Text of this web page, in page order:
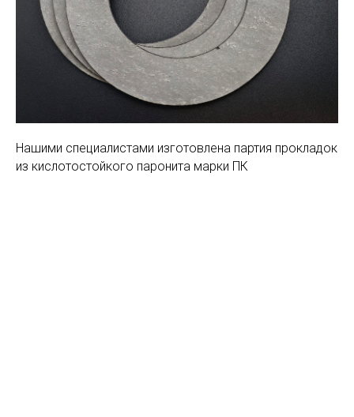
Нашими специалистами изготовлена партия прокладок
из кислотостойкого паронита марки ПК